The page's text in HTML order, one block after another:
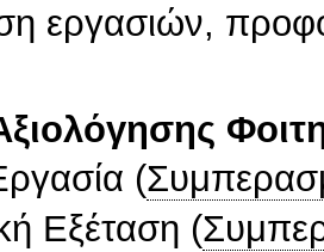
εργασιών,
(
Εξέταση (